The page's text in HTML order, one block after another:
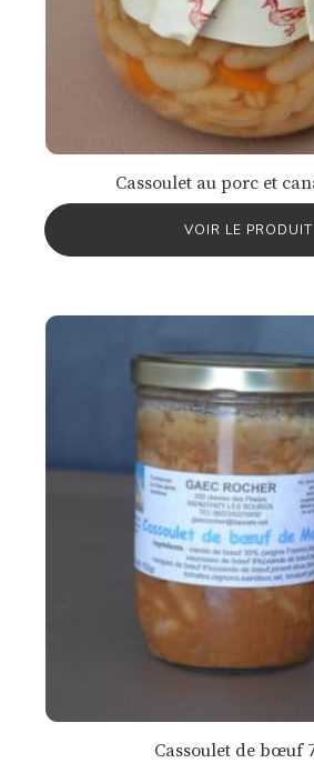
Cassoulet au porc et
VOIR LE PRODUIT
Cassoulet de bœuf